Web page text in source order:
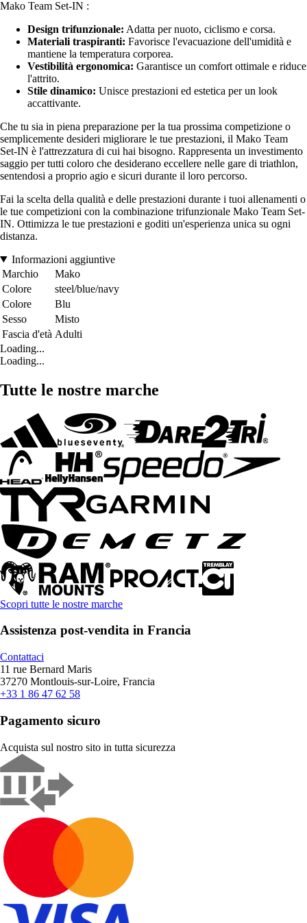
Mako Team Set-IN :
Design trifunzionale: Adatta per nuoto, ciclismo e corsa.
Materiali traspiranti: Favorisce l'evacuazione dell'umidità e
mantiene la temperatura corporea.
Vestibilità ergonomica: Garantisce un comfort ottimale e riduce
l'attrito.
Stile dinamico: Unisce prestazioni ed estetica per un look
accattivante.
Che tu sia in piena preparazione per la tua prossima competizione o
semplicemente desideri migliorare le tue prestazioni, il Mako Team
Set-IN è l'attrezzatura di cui hai bisogno. Rappresenta un investimento
saggio per tutti coloro che desiderano eccellere nelle gare di triathlon,
sentendosi a proprio agio e sicuri durante il loro percorso.
Fai la scelta della qualità e delle prestazioni durante i tuoi allenamenti o
le tue competizioni con la combinazione trifunzionale Mako Team Set-
IN. Ottimizza le tue prestazioni e goditi un'esperienza unica su ogni
distanza.
Informazioni aggiuntive
Marchio
Mako
Colore
steel/blue/navy
Colore
Blu
Sesso
Misto
Fascia d'età Adulti
Loading...
Loading...
Tutte le nostre marche
Scopri tutte le nostre marche
Assistenza post-vendita in Francia
Contattaci
11 rue Bernard Maris
37270 Montlouis-sur-Loire, Francia
+33 1 86 47 62 58
Pagamento sicuro
Acquista sul nostro sito in tutta sicurezza